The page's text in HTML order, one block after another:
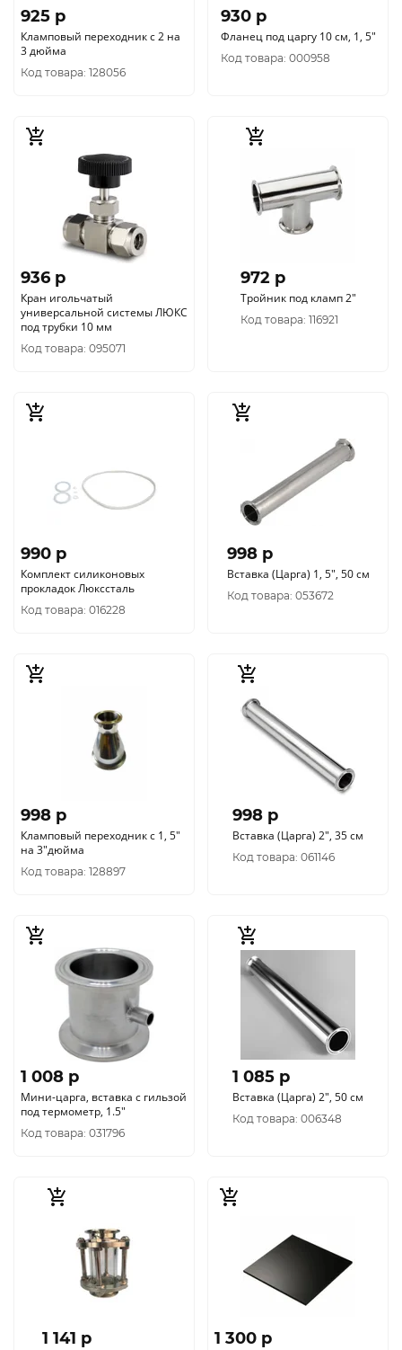
925 p
Кламповый переходник с 2 на
3 дюйма
Код товара: 128056
930 p
Фланец под царгу 10 см, 1, 5"
Код товара: 000958
936 p
Кран игольчатый
универсальной системы ЛЮКС
под трубки 10 мм
Код товара: 095071
972 p
Тройник под кламп 2"
Код товара: 116921
990 p
Комплект силиконовых
прокладок Люкссталь
Код товара: 016228
998 p
Вставка (Царга) 1, 5", 50 см
Код товара: 053672
998 p
Кламповый переходник с 1, 5"
на 3"дюйма
Код товара: 128897
998 p
Вставка (Царга) 2", 35 см
Код товара: 061146
1 008 p
Мини-царга, вставка с гильзой
под термометр, 1.5"
Код товара: 031796
1 085 p
Вставка (Царга) 2", 50 см
Код товара: 006348
1 141 p 1 300 p